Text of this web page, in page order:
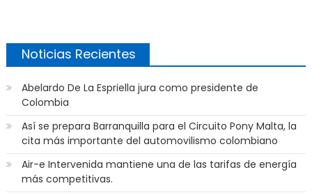
Noticias Recientes
Abelardo De La Espriella jura como presidente de
Colombia
Así se prepara Barranquilla para el Circuito Pony Malta, la
cita más importante del automovilismo colombiano
Air-e Intervenida mantiene una de las tarifas de energía
más competitivas.